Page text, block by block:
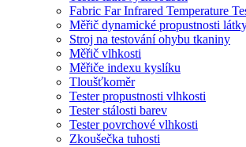
Fabric Far Infrared Temperature
Měřič dynamické propustnosti
Stroj na testování ohybu tkaniny
Měřič vlhkosti
Měřiče indexu kyslíku
Tloušťkoměr
Tester propustnosti vlhkosti
Tester stálosti barev
Tester povrchové vlhkosti
Zkoušečka tuhosti